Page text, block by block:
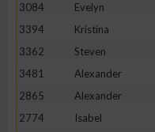
3084
Evelyn
3394
Kristina
3362
Steven
3481
Alexander
2865
Alexander
2774
Isabel